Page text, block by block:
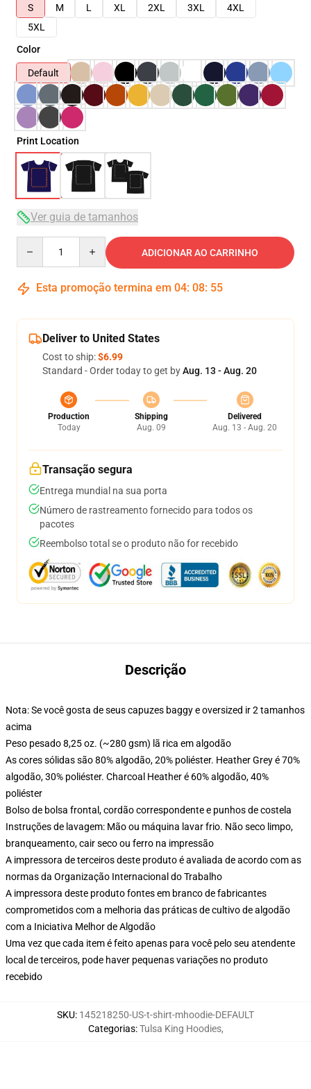
S
M L XL 2XL 3XL
4XL
5XL
Color
Default
Print Location
Ver guia de tamanhos
ADICIONAR AO CARRINHO
Esta promoção termina em 04: 08: 54
Deliver to United States
Cost to ship:$6.99
Standard - Order today to get byAug. 13 - Aug. 20
Production
Today
Shipping
Aug. 09
Delivered
Aug. 13 - Aug. 20
Transação segura
Entrega mundial na sua porta
Número de rastreamento fornecido para todos os
pacotes
Reembolso total se o produto não for recebido
Descrição
Nota: Se você gosta de seus capuzes baggy e oversized ir 2 tamanhos
acima
Peso pesado 8,25 oz. (~280 gsm) lã rica em algodão
As cores sólidas são 80% algodão, 20% poliéster. Heather Grey é 70%
algodão, 30% poliéster. Charcoal Heather é 60% algodão, 40%
poliéster
Bolso de bolsa frontal, cordão correspondente e punhos de costela
Instruções de lavagem: Mão ou máquina lavar frio. Não seco limpo,
branqueamento, cair seco ou ferro na impressão
A impressora de terceiros deste produto é avaliada de acordo com as
normas da Organização Internacional do Trabalho
A impressora deste produto fontes em branco de fabricantes
comprometidos com a melhoria das práticas de cultivo de algodão
com a Iniciativa Melhor de Algodão
Uma vez que cada item é feito apenas para você pelo seu atendente
local de terceiros, pode haver pequenas variações no produto
recebido
SKU: 145218250-US-t-shirt-mhoodie-DEFAULT
Categorias:Tulsa King Hoodies,